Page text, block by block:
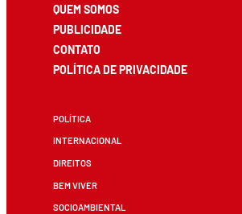
QUEM SOMOS
PUBLICIDADE
CONTATO
POLÍTICA DE PRIVACIDADE
POLÍTICA
INTERNACIONAL
DIREITOS
BEM VIVER
SOCIOAMBIENTAL